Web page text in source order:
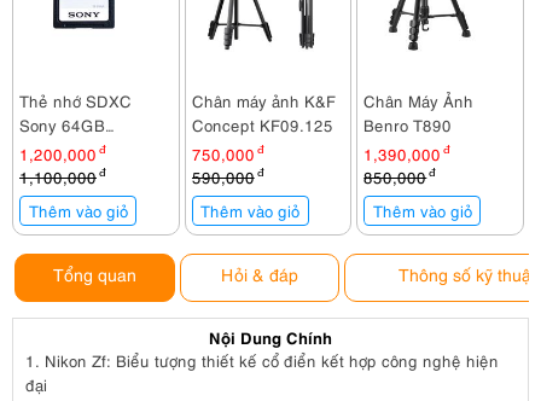
Thẻ nhớ SDXC
Sony 64GB
270Mb/45Mb/s (SF-
E64A//T)
1,200,000 đ
1,100,000đ
Thêm vào giỏ
Chân máy ảnh K&F
Concept KF09.125
750,000 đ
590,000 đ
Thêm vào giỏ
Chân Máy Ảnh
Benro T890
1,390,000 đ
850,000đ
Thêm vào giỏ
Tổng quan Hỏi & đáp Thông số kỹ thuật
Nội Dung Chính
1. Nikon Zf: Biểu tượng thiết kế cổ điển kết hợp công nghệ hiện
đại